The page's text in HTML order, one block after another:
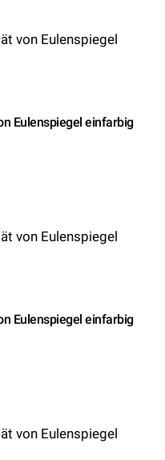
Eulenspiegel einfarbig
Eulenspiegel einfarbig